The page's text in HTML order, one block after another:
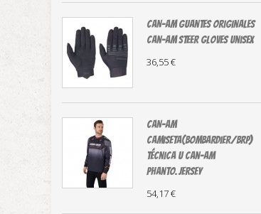
CAN-AM guantes originales
Can-Am Steer Gloves Unisex
36,55 €
CAN-AM
CAMISETA(Bombardier/BRP)
técnica U Can-Am
Phanto.Jersey
54,17 €